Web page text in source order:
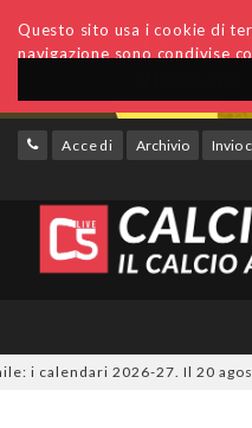
Questo sito usa i cookie di
navigazione sono condivise
Accedi Archivio Invio
2026-27. Il 20 agosto la